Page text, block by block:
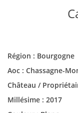
Région : Bourgogne
Aoc : Chassagne-
Château /
Millésime : 2017